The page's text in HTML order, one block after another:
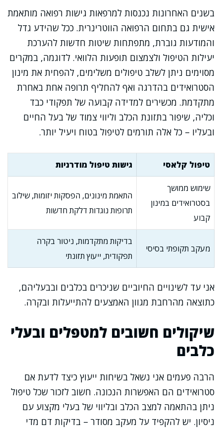
בשנים האחרונות נכנסות למרפאות גישות רפואה מותאמת
אישית גם בתחום הרפואה הווטרינרית. ככל שהידע גדל
והמודעות גוברת, מתפתחות שיטות חדשות להערכת
יעילות הטיפול ולצמצום תופעות הלוואי. לדוגמה, במקרים
מסוימים ניתן לשלב טיפולים משלימים, להפחית את מינון
הסטרואידים בהדרגה ואף להחליף תרופה אחת באחרת
מתקדמת. מכשירים למדידה קבועה של תפקודי כבד
וכליה, שיפור בתזונת הכלב וליווי צמוד של בעל החיים
ובעליו – כל אלה תורמים לטיפול בטוח ויעיל יותר.
טיפול קלאסי גישות טיפול מודרניות
שימוש ממושך
בסטרואידים במינון
קבוע
התאמת מינונים, הפסקות יזומות, שילוב
תרופות נוגדות דלקת חדשות
מעקב תקופתי בסיסי
בדיקות מתקדמות, ניטור בקרה
תפקודית, ייעוץ תזונתי
אני עד לשינויים החיוביים שניכרים בכלבים ובבעליהם,
כתוצאה מהרחבת מגוון האמצעים להתייעלות ובקרה.
שיקולים חשובים למטפלים ובעלי
כלבים
הרבה פעמים אני נשאל בשיחות ייעוץ כיצד לדעת אם
סטרואידים הם האפשרות הנכונה. חשוב לזכור שכל טיפול
ניתן בהתאמה למצב הכלב ובליווי של בעלי מקצוע עם
ניסיון. יש להקפיד על מעקב מסודר – בדיקות דם מדי